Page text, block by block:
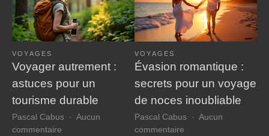
VOYAGES
Voyager autrement :
astuces pour un
tourisme durable
Pascal Cabus
Aucun
commentaire
VOYAGES
Évasion romantique :
secrets pour un voyage
de noces inoubliable
Pascal Cabus
Aucun
commentaire